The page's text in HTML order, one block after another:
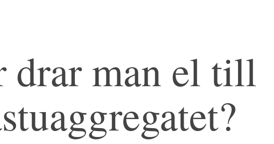
drar man el till